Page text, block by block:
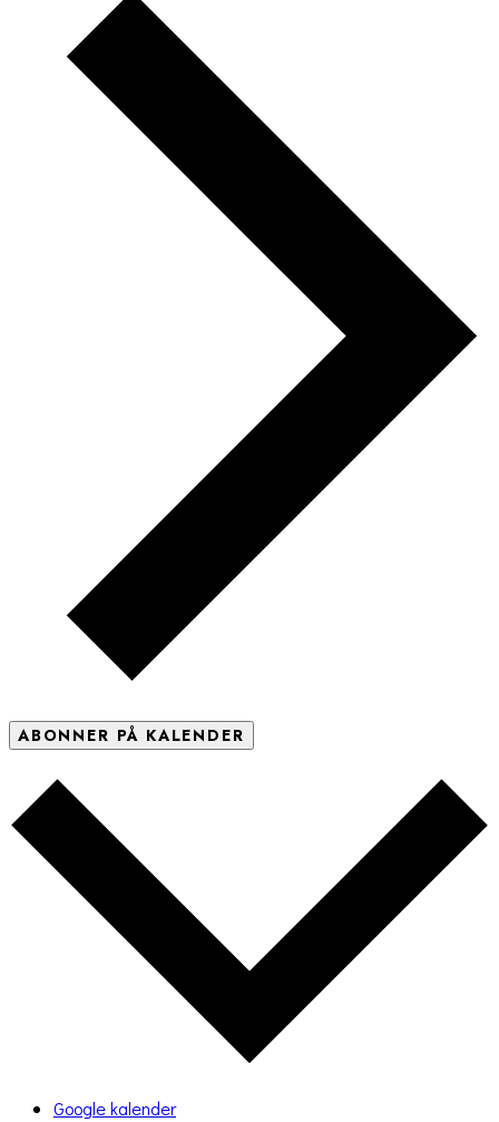
ABONNER PÅ KALENDER
Google kalender